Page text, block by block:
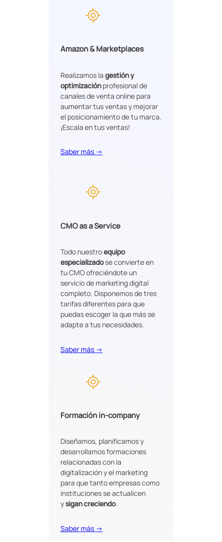
Amazon & Marketplaces
Realizamos la gestión y
optimizaciónprofesional de
canales de venta online para
aumentar tus ventas y mejorar
el posicionamiento de tu marca.
¡Escala en tus ventas!
Saber más →
CMO as a Service
Todo nuestroequipo
especializadose convierte en
tu CMO ofreciéndote un
servicio de marketing digital
completo. Disponemos de tres
tarifas diferentes para que
puedas escoger la que más se
adapte a tus necesidades.
Saber más →
Formación in-company
Diseñamos, planificamos y
desarrollamos formaciones
relacionadas con la
digitalización y el marketing
para que tanto empresas como
instituciones se actualicen
ysigan creciendo.
Saber más →